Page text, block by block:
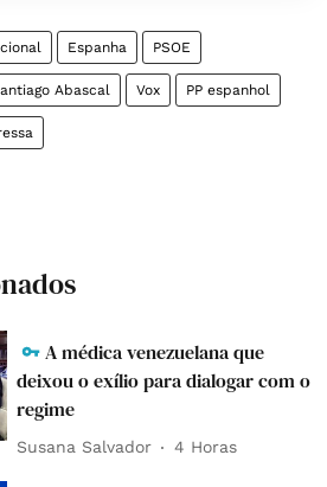
Espanha PSOE
Abascal Vox PP espanhol
A médica venezuelana que
deixou o exílio para dialogar com o
regime
Susana Salvador 4 Horas